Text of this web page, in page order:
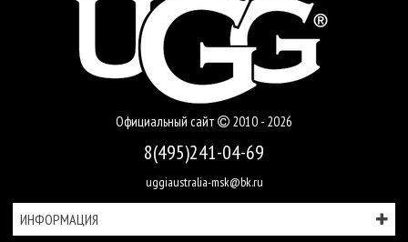
Официальный сайт 2010 - 2026
8(495)241-04-69
uggiaustralia-msk@bk.ru
ИНФОРМАЦИЯ